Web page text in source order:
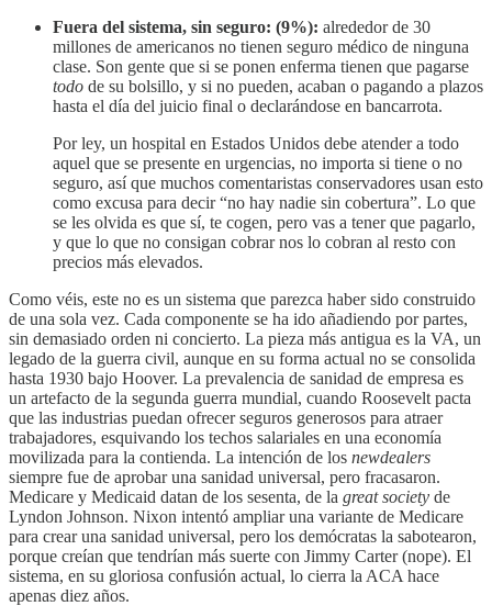
Fuera del sistema, sin seguro: (9%): alrededor de 30
millones de americanos no tienen seguro médico de ninguna
clase. Son gente que si se ponen enferma tienen que pagarse
todo de su bolsillo, y si no pueden, acaban o pagando a plazos
hasta el día del juicio final o declarándose en bancarrota.
Por ley, un hospital en Estados Unidos debe atender a todo
aquel que se presente en urgencias, no importa si tiene o no
seguro, así que muchos comentaristas conservadores usan esto
como excusa para decir “no hay nadie sin cobertura”. Lo que
se les olvida es que sí, te cogen, pero vas a tener que pagarlo,
y que lo que no consigan cobrar nos lo cobran al resto con
precios más elevados.
Como véis, este no es un sistema que parezca haber sido construido
de una sola vez. Cada componente se ha ido añadiendo por partes,
sin demasiado orden ni concierto. La pieza más antigua es la VA, un
legado de la guerra civil, aunque en su forma actual no se consolida
hasta 1930 bajo Hoover. La prevalencia de sanidad de empresa es
un artefacto de la segunda guerra mundial, cuando Roosevelt pacta
que las industrias puedan ofrecer seguros generosos para atraer
trabajadores, esquivando los techos salariales en una economía
movilizada para la contienda. La intención de los newdealers
siempre fue de aprobar una sanidad universal, pero fracasaron.
Medicare y Medicaid datan de los sesenta, de la great society de
Lyndon Johnson. Nixon intentó ampliar una variante de Medicare
para crear una sanidad universal, pero los demócratas la sabotearon,
porque creían que tendrían más suerte con Jimmy Carter (nope). El
sistema, en su gloriosa confusión actual, lo cierra la ACA hace
apenas diez años.